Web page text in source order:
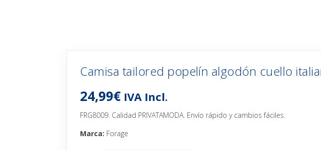
Camisa tailored popelín algodón cuello
24,99€ IVA Incl.
FRG8009. Calidad PRIVATAMODA. Envío rápido y cambios fáciles.
Marca: Forage